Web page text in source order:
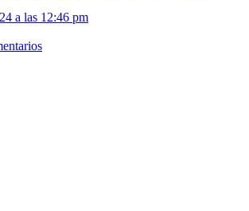
a las 12:46 pm